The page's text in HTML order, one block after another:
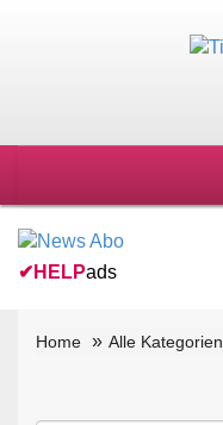
✔ HELPads
Home Alle Kategorien